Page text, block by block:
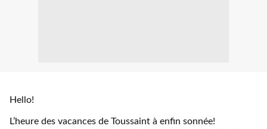
Hello!
L’heure des vacances de Toussaint à enfin sonnée!